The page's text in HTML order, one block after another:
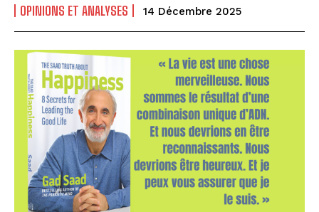
OPINIONS ET ANALYSES 14 Décembre 2025